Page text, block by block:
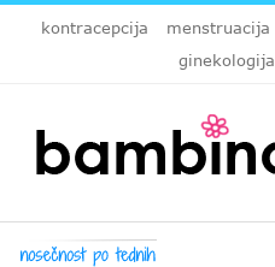
kontracepcija menstruacija
ginekologija